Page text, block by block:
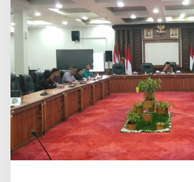
a
b
u
p
a
t
e
n
T
a
n
g